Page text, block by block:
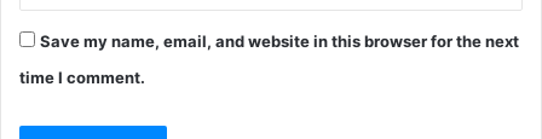
Save my name, email, and website in this browser for the next
time I comment.